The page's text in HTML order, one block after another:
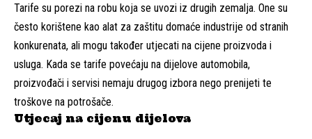
Tarife su porezi na robu koja se uvozi iz drugih zemalja. One su
često korištene kao alat za zaštitu domaće industrije od stranih
konkurenata, ali mogu također utjecati na cijene proizvoda i
usluga. Kada se tarife povećaju na dijelove automobila,
proizvođači i servisi nemaju drugog izbora nego prenijeti te
troškove na potrošače.
Utjecaj na cijenu dijelova